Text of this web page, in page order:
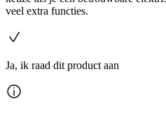
veel extra functies.
Ja, ik raad dit product aan